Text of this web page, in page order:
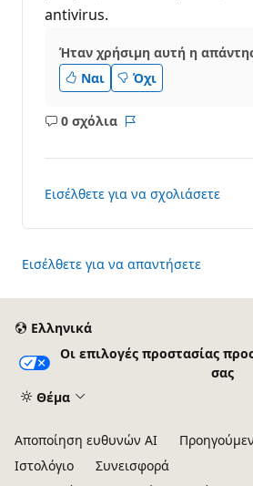
antivirus.
Ήταν χρήσιμη αυτή η
Ναι
Όχι
0 σχόλια
Κανένα
Εισέλθετε για να σχολιάσετε
Εισέλθετε για να απαντήσετε
Ελληνικά
Οι επιλογές προστασίας
σας
Θέμα
Αποποίηση ευθυνών AI
Ιστολόγιο
Συνεισφορά